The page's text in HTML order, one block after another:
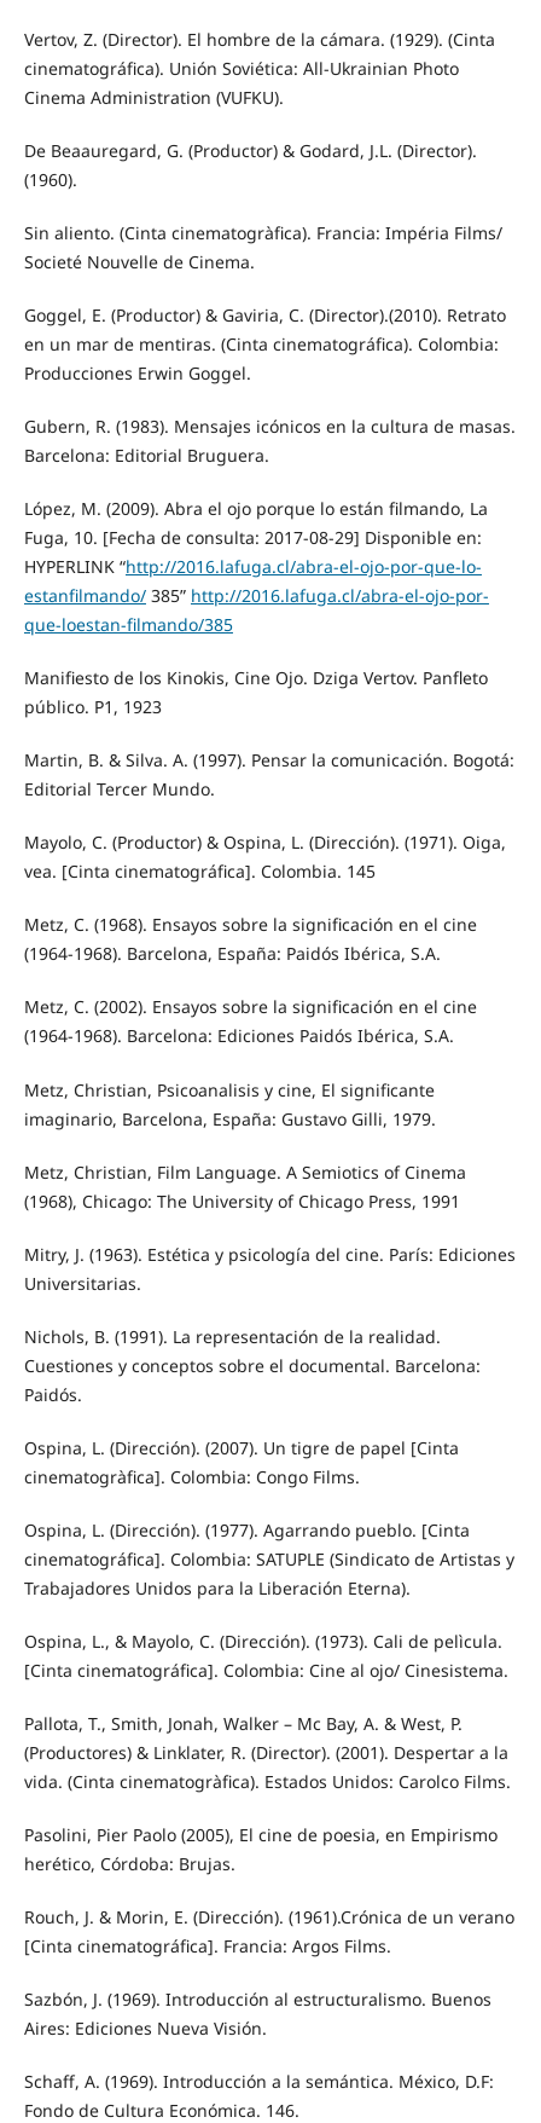
Vertov, Z. (Director). El hombre de la cámara. (1929). (Cinta
cinematográfica). Unión Soviética: All-Ukrainian Photo
Cinema Administration (VUFKU).
De Beaauregard, G. (Productor) & Godard, J.L. (Director).
(1960).
Sin aliento. (Cinta cinematogràfica). Francia: Impéria Films/
Societé Nouvelle de Cinema.
Goggel, E. (Productor) & Gaviria, C. (Director).(2010). Retrato
en un mar de mentiras. (Cinta cinematográfica). Colombia:
Producciones Erwin Goggel.
Gubern, R. (1983). Mensajes icónicos en la cultura de masas.
Barcelona: Editorial Bruguera.
López, M. (2009). Abra el ojo porque lo están filmando, La
Fuga, 10. [Fecha de consulta: 2017-08-29] Disponible en:
HYPERLINK “http://2016.lafuga.cl/abra-el-ojo-por-que-lo-
estanfilmando/385” http://2016.lafuga.cl/abra-el-ojo-por-
que-loestan-filmando/385
Manifiesto de los Kinokis, Cine Ojo. Dziga Vertov. Panfleto
público. P1, 1923
Martin, B. & Silva. A. (1997). Pensar la comunicación. Bogotá:
Editorial Tercer Mundo.
Mayolo, C. (Productor) & Ospina, L. (Dirección). (1971). Oiga,
vea. [Cinta cinematográfica]. Colombia. 145
Metz, C. (1968). Ensayos sobre la significación en el cine
(1964-1968). Barcelona, España: Paidós Ibérica, S.A.
Metz, C. (2002). Ensayos sobre la significación en el cine
(1964-1968). Barcelona: Ediciones Paidós Ibérica, S.A.
Metz, Christian, Psicoanalisis y cine, El significante
imaginario, Barcelona, España: Gustavo Gilli, 1979.
Metz, Christian, Film Language. A Semiotics of Cinema
(1968), Chicago: The University of Chicago Press, 1991
Mitry, J. (1963). Estética y psicología del cine. París: Ediciones
Universitarias.
Nichols, B. (1991). La representación de la realidad.
Cuestiones y conceptos sobre el documental. Barcelona:
Paidós.
Ospina, L. (Dirección). (2007). Un tigre de papel [Cinta
cinematogràfica]. Colombia: Congo Films.
Ospina, L. (Dirección). (1977). Agarrando pueblo. [Cinta
cinematográfica]. Colombia: SATUPLE (Sindicato de Artistas y
Trabajadores Unidos para la Liberación Eterna).
Ospina, L., & Mayolo, C. (Dirección). (1973). Cali de pelìcula.
[Cinta cinematográfica]. Colombia: Cine al ojo/ Cinesistema.
Pallota, T., Smith, Jonah, Walker – Mc Bay, A. & West, P.
(Productores) & Linklater, R. (Director). (2001). Despertar a la
vida. (Cinta cinematogràfica). Estados Unidos: Carolco Films.
Pasolini, Pier Paolo (2005), El cine de poesia, en Empirismo
herético, Córdoba: Brujas.
Rouch, J. & Morin, E. (Dirección). (1961).Crónica de un verano
[Cinta cinematográfica]. Francia: Argos Films.
Sazbón, J. (1969). Introducción al estructuralismo. Buenos
Aires: Ediciones Nueva Visión.
Schaff, A. (1969). Introducción a la semántica. México, D.F:
Fondo de Cultura Económica. 146.